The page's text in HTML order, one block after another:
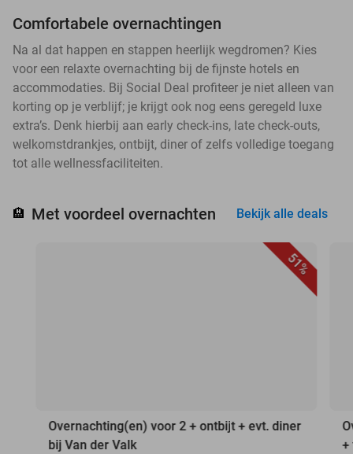
Comfortabele overnachtingen
Na al dat happen en stappen heerlijk wegdromen? Kies
voor een relaxte overnachting bij de fijnste hotels en
accommodaties. Bij Social Deal profiteer je niet alleen van
korting op je verblijf; je krijgt ook nog eens geregeld luxe
extra’s. Denk hierbij aan early check-ins, late check-outs,
welkomstdrankjes, ontbijt, diner of zelfs volledige toegang
tot alle wellnessfaciliteiten.
🏨 Met voordeel overnachten Bekijk alle deals
51%
Overnachting(en) voor 2 + ontbijt + evt. diner
bij Van der Valk
+